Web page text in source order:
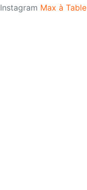
Instagram Max à Table